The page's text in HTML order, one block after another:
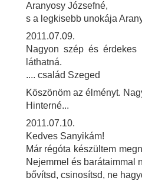
Aranyosy Józsefné,
s a legkisebb unokája
2011.07.09.
Nagyon szép és
láthatná.
.... család Szeged
Köszönöm az élményt.
Hinterné...
2011.07.10.
Kedves Sanyikám!
Már régóta készültem
Nejemmel és barátaimmal
bővítsd, csinosítsd, ne